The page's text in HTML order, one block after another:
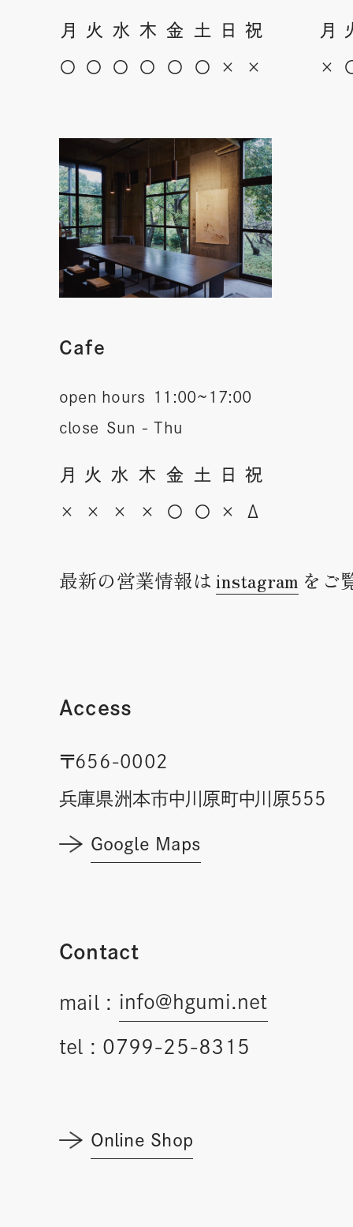
月 火 水 木 金 土 日 祝
〇 〇 〇 〇 〇 〇 × ×
月
×
Cafe
open hours 11:00~17:00
close Sun - Thu
月 火 水 木 金 土 日 祝
× × × × 〇 〇 × Δ
最新の営業情報は instagram をご
Access
〒656-0002
兵庫県洲本市中川原町中川原555
Google Maps
Contact
mail : info@hgumi.net
tel : 0799-25-8315
Online Shop